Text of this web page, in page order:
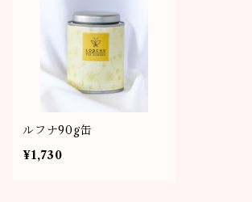
ルフナ90g缶
¥1,730